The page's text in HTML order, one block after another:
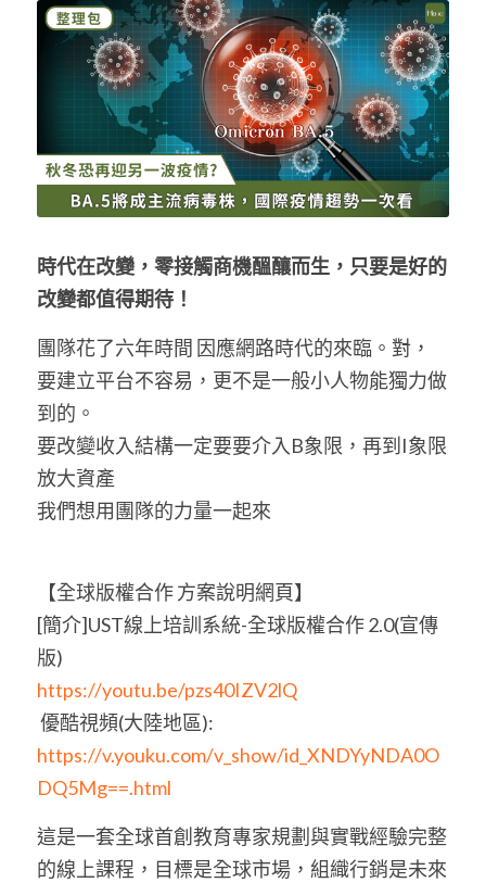
時代在改變，零接觸商機醞釀而生，只要是好的
改變都值得期待！
團隊花了六年時間 因應網路時代的來臨。對，
要建立平台不容易，更不是一般小人物能獨力做
到的。
要改變收入結構一定要要介入B象限，再到I象限
放大資產
我們想用團隊的力量一起來
【全球版權合作 方案說明網頁】
[簡介]UST線上培訓系統-全球版權合作 2.0(宣傳
版)
https://youtu.be/pzs40IZV2lQ
優酷視頻(大陸地區):
https://v.youku.com/v_show/id_XNDYyNDA0O
DQ5Mg==.html
這是一套全球首創教育專家規劃與實戰經驗完整
的線上課程，目標是全球市場，組織行銷是未來